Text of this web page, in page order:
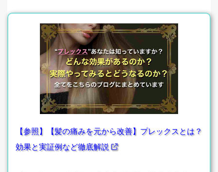
【参照】【髪の痛みを元から改善】プレックスとは？
効果と実証例など徹底解説